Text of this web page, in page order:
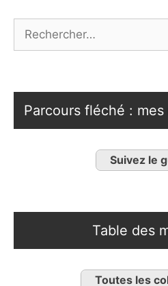
Parcours fléché :
Suivez le
Table des
Toutes les